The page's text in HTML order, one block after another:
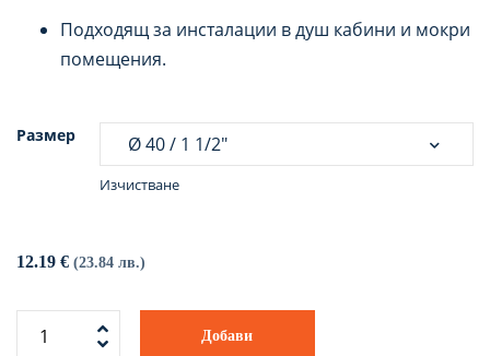
Подходящ за инсталации в душ кабини и мокри
помещения.
Размер
Изчистване
12.19 € (23.84 лв.)
Добави